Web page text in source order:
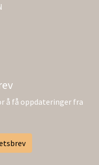
å få oppdateringer fra